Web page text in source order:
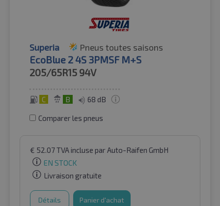
Superia Pneus toutes saisons
EcoBlue 2 4S 3PMSF M+S
205/65R15 94V
C B 68 dB
Comparer les pneus
€ 52.07TVA incluse par Auto-Raifen GmbH
EN STOCK
Livraison gratuite
Détails Panier d'achat